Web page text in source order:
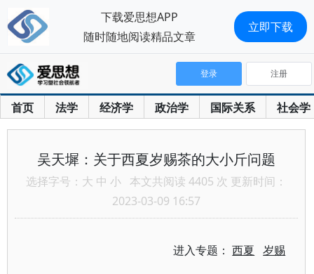
首页 法学 经济学 政治学 国际关系 社会学
登录 注册
吴天墀：关于西夏岁赐茶的大小斤问题
选择字号： 大 中 小 本文共阅读 4405 次 更新时间：
2023-03-09 16:57
进入专题：西夏 岁赐
下载爱思想APP
随时随地阅读精品文章
立即下载